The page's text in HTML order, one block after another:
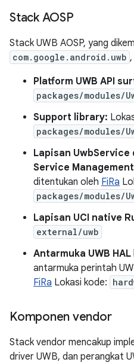
Stack AOSP
Stack UWB AOSP, yang
com.google.android.uwb
Platform UWB API
packages/modules/
Support library:
packages/modules/
Lapisan UwbService
Service
ditentukan oleh FiRa
packages/modules/
Lapisan UCI native
external/uwb
Antarmuka UWB HAL
antarmuka perintah
FiRa Lokasi kode:
Komponen vendor
Stack vendor mencakup
driver UWB, dan perangkat